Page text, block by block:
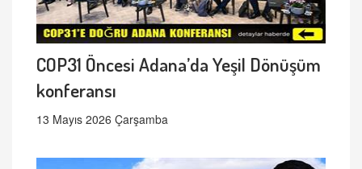
COP31 Öncesi Adana’da Yeşil Dönüşüm
konferansı
13 Mayıs 2026 Çarşamba